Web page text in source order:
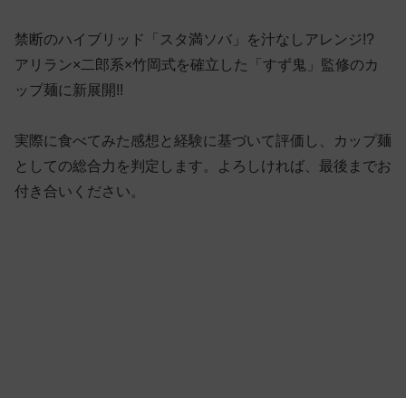
禁断のハイブリッド「スタ満ソバ」を汁なしアレンジ!?
アリラン×二郎系×竹岡式を確立した「すず鬼」監修のカ
ップ麺に新展開!!
実際に食べてみた感想と経験に基づいて評価し、カップ麺
としての総合力を判定します。よろしければ、最後までお
付き合いください。